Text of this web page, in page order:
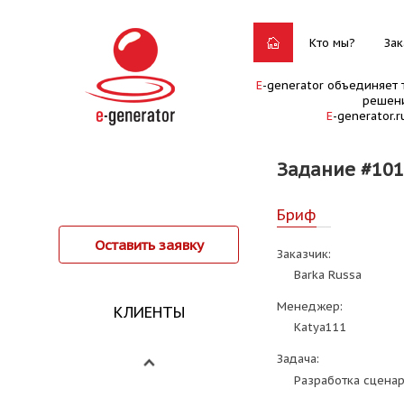
Кто мы?
E-generator объединяет
E-
Задание
Оставить заявку
КЛИЕНТЫ
Бриф
Заказчик:
Barka Russa
Менеджер:
Katya111
Задача:
Разработка